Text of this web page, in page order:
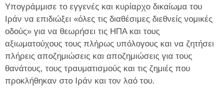
Υπογράμμισε το εγγενές και κυρίαρχο δικαίωμα του
Ιράν να επιδιώξει «όλες τις διαθέσιμες διεθνείς νομικές
οδούς» για να θεωρήσει τις ΗΠΑ και τους
αξιωματούχους τους πλήρως υπόλογους και να ζητήσει
πλήρεις αποζημιώσεις και αποζημιώσεις για τους
θανάτους, τους τραυματισμούς και τις ζημιές που
προκλήθηκαν στο Ιράν και τον λαό του.